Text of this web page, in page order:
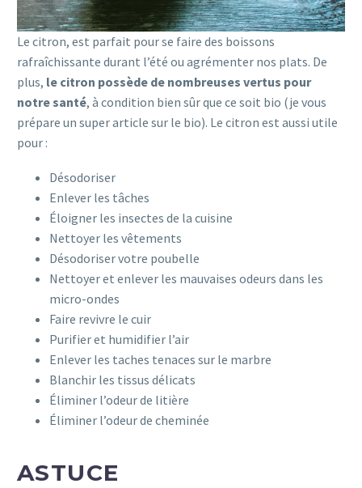
Le citron, est parfait pour se faire des boissons
rafraîchissante durant l’été ou agrémenter nos plats. De
plus, le citron possède de nombreuses vertus pour
notre santé, à condition bien sûr que ce soit bio (je vous
prépare un super article sur le bio). Le citron est aussi utile
pour :
Désodoriser
Enlever les tâches
Éloigner les insectes de la cuisine
Nettoyer les vêtements
Désodoriser votre poubelle
Nettoyer et enlever les mauvaises odeurs dans les
micro-ondes
Faire revivre le cuir
Purifier et humidifier l’air
Enlever les taches tenaces sur le marbre
Blanchir les tissus délicats
Éliminer l’odeur de litière
Éliminer l’odeur de cheminée
ASTUCE